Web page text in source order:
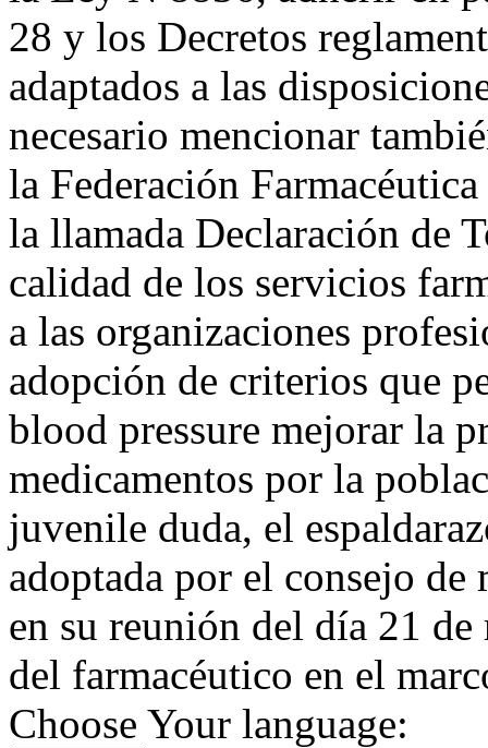
28 y los Decretos
adaptados a las
necesario mencionar
la Federación
la llamada Declaración de
calidad de los servicios
a las organizaciones
adopción de criterios que
blood pressure mejorar la
medicamentos por la
juvenile duda, el
adoptada por el consejo
en su reunión del día 21
del farmacéutico en el
Choose Your language: